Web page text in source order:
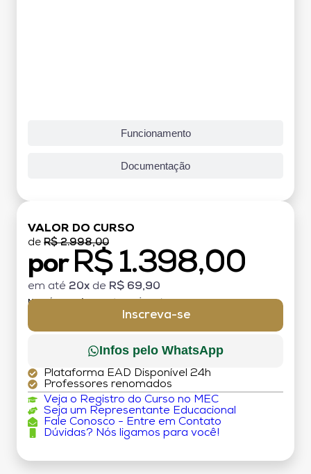
Funcionamento
Documentação
VALOR DO CURSO
de R$ 2.998,00
por R$ 1.398,00
em até 20x de R$ 69,90
MATRÍCULA:
Inscreva-se
Infos pelo WhatsApp
Plataforma EAD Disponível 24h
Professores renomados
Veja o Registro do Curso no MEC
Seja um Representante Educacional
Fale Conosco - Entre em Contato
Dúvidas? Nós ligamos para você!